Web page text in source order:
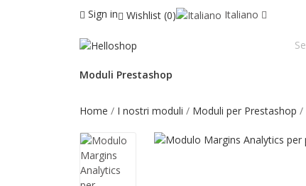
Sign in Wishlist 0 Italiano
Moduli Prestashop
Home I nostri moduli Moduli per Prestashop